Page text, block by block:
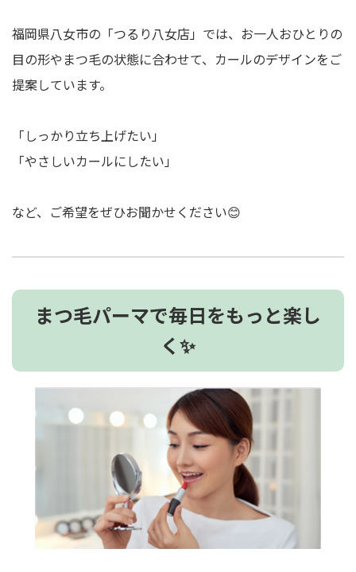
福岡県八女市の「つるり八女店」では、お一人おひとりの
目の形やまつ毛の状態に合わせて、カールのデザインをご
提案しています。
「しっかり立ち上げたい」
「やさしいカールにしたい」
など、ご希望をぜひお聞かせください😊
まつ毛パーマで毎日をもっと楽し
く✨